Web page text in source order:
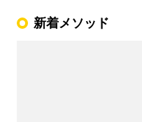
新着メソッド